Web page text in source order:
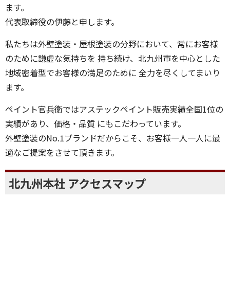
ます。
代表取締役の伊藤と申します。
私たちは外壁塗装・屋根塗装の分野において、常にお客様
のために謙虚な気持ちを 持ち続け、北九州市を中心とした
地域密着型でお客様の満足のために 全力を尽くしてまいり
ます。
ペイント官兵衛ではアステックペイント販売実績全国1位の
実績があり、価格・品質 にもこだわっています。
外壁塗装のNo.1ブランドだからこそ、お客様一人一人に最
適なご提案をさせて頂きます。
北九州本社 アクセスマップ